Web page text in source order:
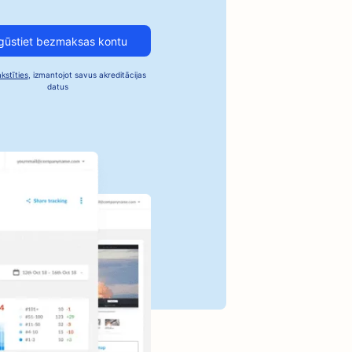
bezmaksas kontu
, izmantojot savus akreditācijas
datus